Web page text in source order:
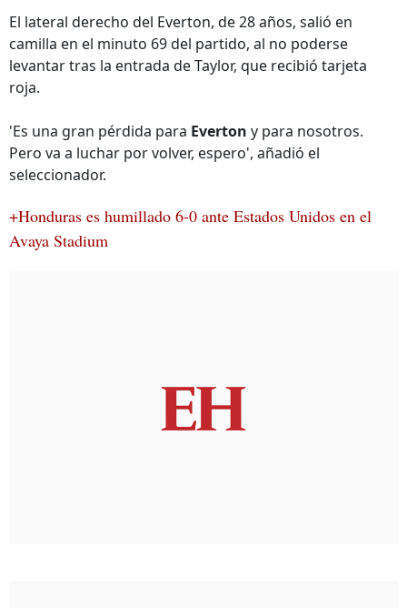
El lateral derecho del Everton, de 28 años, salió en
camilla en el minuto 69 del partido, al no poderse
levantar tras la entrada de Taylor, que recibió tarjeta
roja.
'Es una gran pérdida para Everton y para nosotros.
Pero va a luchar por volver, espero', añadió el
seleccionador.
+Honduras es humillado 6-0 ante Estados Unidos en el
Avaya Stadium